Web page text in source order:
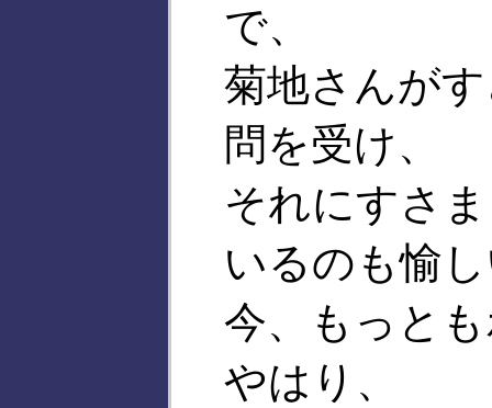
で、
菊地さんが
問を受け、
それにすさ
いるのも愉
今、もっと
やはり、